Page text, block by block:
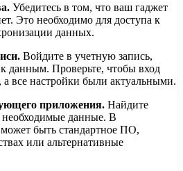
Убедитесь в том, что ваш гаджет
Это необходимо для доступа к
данных.
Войдите в учетную запись,
данным. Проверьте, чтобы вход
все настройки были актуальными.
приложения. Найдите
данные. В
быть стандартное ПО,
или альтернативные